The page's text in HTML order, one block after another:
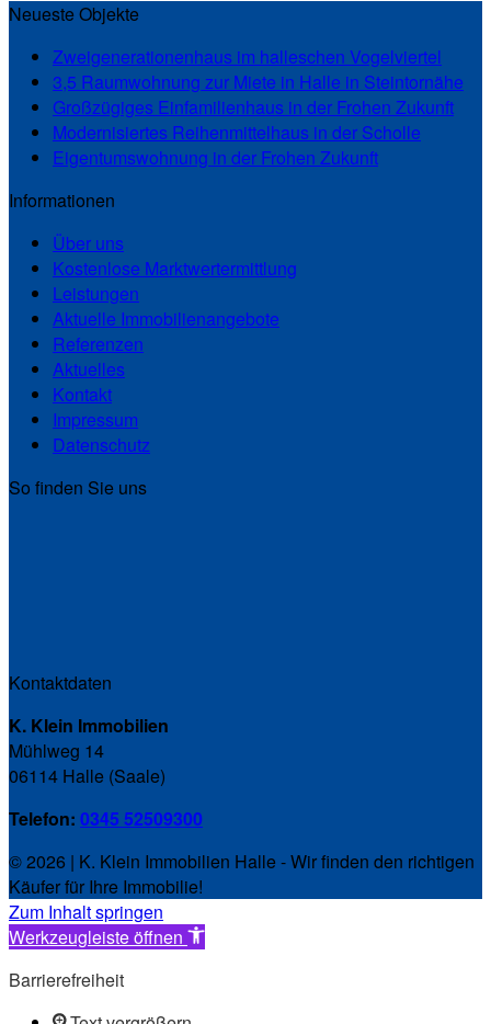
Neueste Objekte
Zweigenerationenhaus im halleschen Vogelviertel
3,5 Raumwohnung zur Miete in Halle in Steintornähe
Großzügiges Einfamilienhaus in der Frohen Zukunft
Modernisiertes Reihenmittelhaus in der Scholle
Eigentumswohnung in der Frohen Zukunft
Informationen
Über uns
Kostenlose Marktwertermittlung
Leistungen
Aktuelle Immobilienangebote
Referenzen
Aktuelles
Kontakt
Impressum
Datenschutz
So finden Sie uns
Kontaktdaten
K. Klein Immobilien
Mühlweg 14
06114 Halle (Saale)
Telefon: 0345 52509300
© 2026 | K. Klein Immobilien Halle - Wir finden den richtigen
Käufer für Ihre Immobilie!
Zum Inhalt springen
Werkzeugleiste öffnen
Barrierefreiheit